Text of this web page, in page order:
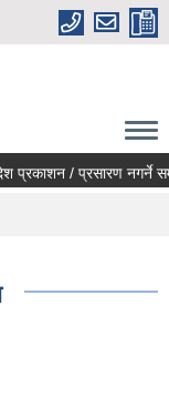
/ प्रसारण नगर्ने